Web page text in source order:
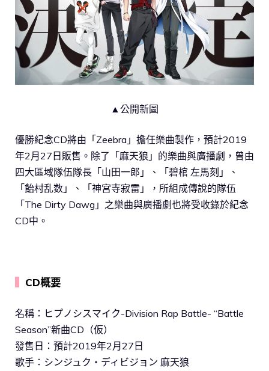
▲公開新圖
優勝紀念CD將由「Zeebra」擔任樂曲製作，預計2019
年2月27日販售。除了「麻天狼」的樂曲與廣播劇，曾由
四大區域隊伍隊長「山田一郎」、「碧棺 左馬刻」、
「飴村乱数」、「神宮寺寂雷」，所組成傳說的隊伍
「The Dirty Dawg」之樂曲與廣播劇也將受收錄於紀念
CD中。
CD概要
名稱：ヒプノシスマイク-Division Rap Battle- “Battle
Season”新曲CD（仮）
發售日：預計2019年2月27日
歌手：シンジュク・ディビジョン 麻天狼